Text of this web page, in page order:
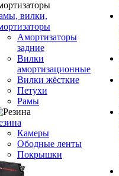
вилки,
Амортизаторы
задние
Вилки
амортизационные
Вилки жёсткие
Петухи
Рамы
Камеры
Ободные ленты
Покрышки